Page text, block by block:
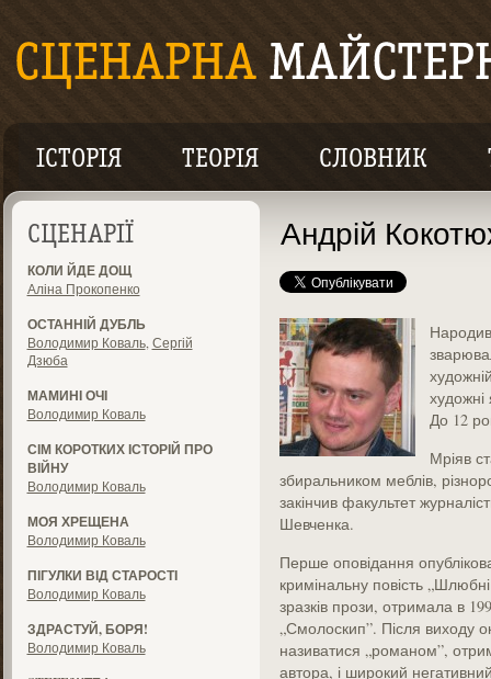
ІСТОРІЯ ТЕОРІЯ СЛОВНИК
СЦЕНАРІЇ
КОЛИ ЙДЕ ДОЩ
Аліна Прокопенко
ОСТАННІЙ ДУБЛЬ
Володимир Коваль, Сергій
Дзюба
МАМИНІ ОЧІ
Володимир Коваль
СІМ КОРОТКИХ ІСТОРІЙ ПРО
ВІЙНУ
Володимир Коваль
МОЯ ХРЕЩЕНА
Володимир Коваль
ПІГУЛКИ ВІД СТАРОСТІ
Володимир Коваль
ЗДРАСТУЙ, БОРЯ!
Володимир Коваль
Андрій
художні
До 12
Мріяв
збиральником меблів,
закінчив факультет
Шевченка.
Перше оповідання
кримінальну повість
зразків прози, отримала в
„Смолоскип”. Після виходу
називатися „романом”,
автора, і широкий